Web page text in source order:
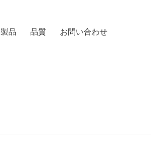
製品 品質 お問い合わせ